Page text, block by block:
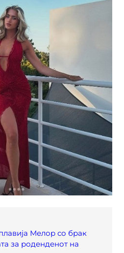
Мелор со брак
за роденденот на